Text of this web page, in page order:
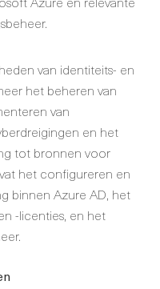
van identiteits- en
het beheren van
van
en het
tot bronnen voor
het configureren en
binnen Azure AD, het
-licenties, en het